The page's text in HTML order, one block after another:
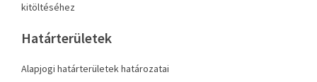
kitöltéséhez
Határterületek
Alapjogi határterületek határozatai